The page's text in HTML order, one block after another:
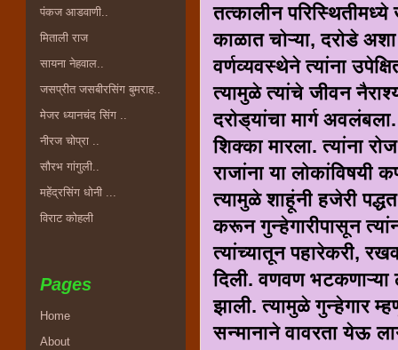
तत्कालीन
काळात चोऱ्या, दरोडे
वर्णव्यवस्थेने त्यांना
त्यामुळे त्यांचे जीवन
दरोड्यांचा मार्ग
शिक्का मारला. त्यांना
राजांना या लोकांविषयी
त्यामुळे शाहूंनी हजेरी
करून गुन्हेगारीपासून
त्यांच्यातून पहारेकरी,
दिली. वणवण भटकणाऱ्या
झाली. त्यामुळे गुन्हेगार
सन्मानाने वावरता येऊ
पंकज आडवाणी..
मिताली राज
सायना नेहवाल..
जसप्रीत जसबीरसिंग बुमराह..
मेजर ध्यानचंद सिंग ..
नीरज चोप्रा ..
सौरभ गांगुली..
महेंद्रसिंग धोनी ...
विराट कोहली
Pages
Home
About